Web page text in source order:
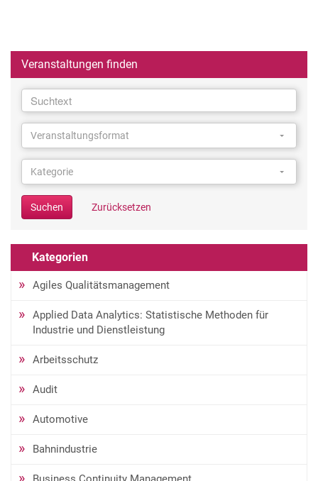
Veranstaltungen finden
Suchtext
Suchtext
Veranstaltungsformat
Veranstaltungsformat
Veranstaltungsformat
Kategorie
Kategorie
Kategorie
Suchen Zurücksetzen
Kategorien
Agiles Qualitätsmanagement
Applied Data Analytics: Statistische Methoden für
Industrie und Dienstleistung
Arbeitsschutz
Audit
Automotive
Bahnindustrie